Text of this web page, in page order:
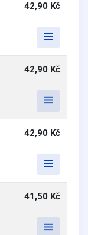
42,90 Kč
42,90 Kč
42,90 Kč
41,50 Kč